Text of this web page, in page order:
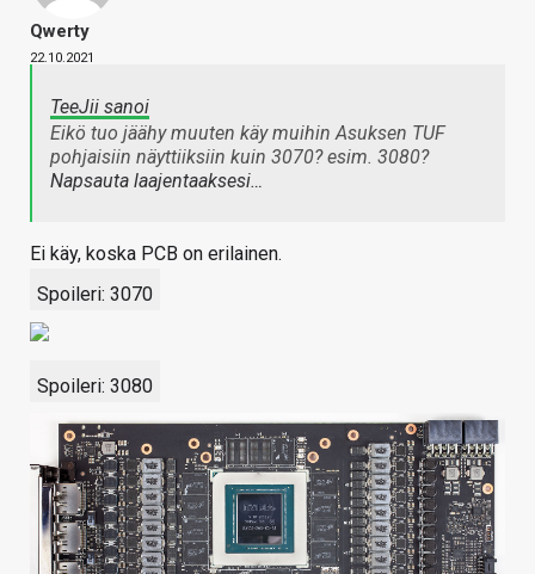
Qwerty
22.10.2021
TeeJii sanoi
Eikö tuo jäähy muuten käy muihin Asuksen TUF
pohjaisiin näyttiiksiin kuin 3070? esim. 3080?
Napsauta laajentaaksesi…
Ei käy, koska PCB on erilainen.
Spoileri: 3070
Spoileri: 3080